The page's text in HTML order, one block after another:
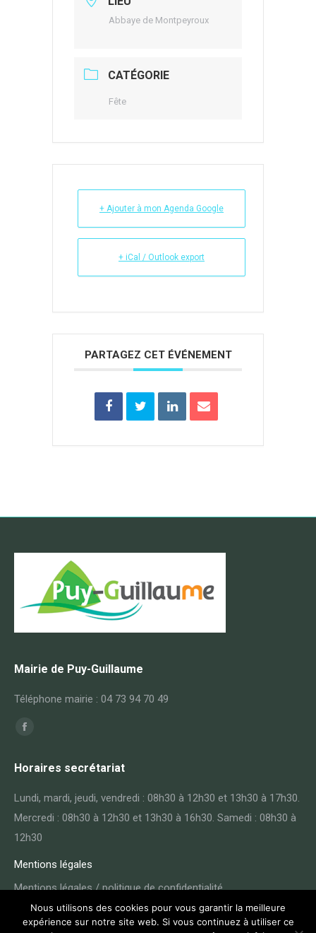
Abbaye de Montpeyroux
CATÉGORIE
Fête
+ Ajouter à mon Agenda Google
+ iCal / Outlook export
PARTAGEZ CET ÉVÉNEMENT
Mairie de Puy-Guillaume
Téléphone mairie : 04 73 94 70 49
Trouvez nous sur :
Facebook
opens
Horaires secrétariat
Lundi, mardi, jeudi, vendredi : 08h30 à 12h30 et 13h30 à 17h30.
Mercredi : 08h30 à 12h30 et 13h30 à 16h30. Samedi : 08h30 à
12h30
Mentions légales
Mentions légales / politique de confidentialité
Nous utilisons des cookies pour vous garantir la meilleure
expérience sur notre site web. Si vous continuez à utiliser ce